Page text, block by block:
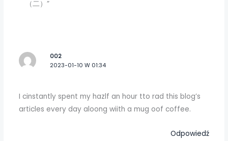
（二）”
002
2023-01-10 W 01:34
I cinstantly spent my hazlf an hour tto rad this blog’s
articles every day aloong wiith a mug oof coffee.
Odpowiedź